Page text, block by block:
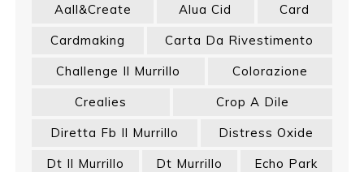
Aall&create Alua Cid
Card
Cardmaking
Carta Da Rivestimento
Challenge Il Murrillo
Colorazione
Crealies
Crop A Dile
Diretta Fb Il Murrillo
Distress Oxide
Dt Il Murrillo
Dt Murrillo
Echo Park